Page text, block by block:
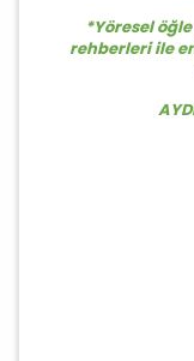
*Yöresel
rehberleri ile